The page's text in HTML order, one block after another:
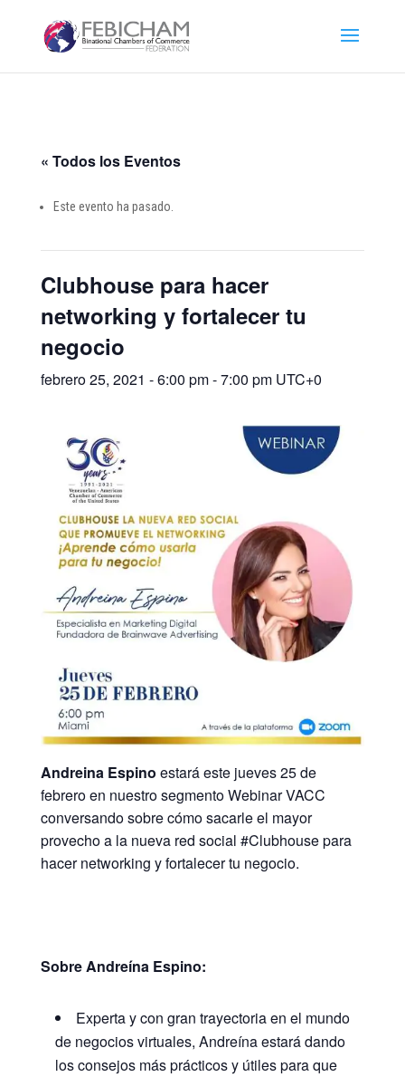
« Todos los Eventos
Este evento ha pasado.
Clubhouse para hacer
networking y fortalecer tu
negocio
febrero 25, 2021 - 6:00 pm-7:00 pm UTC+0
Andreina Espino estará este jueves 25 de
febrero en nuestro segmento Webinar VACC
conversando sobre cómo sacarle el mayor
provecho a la nueva red social #Clubhouse para
hacer networking y fortalecer tu negocio.
Sobre Andreína Espino:
Experta y con gran trayectoria en el mundo
de negocios virtuales, Andreína estará dando
los consejos más prácticos y útiles para que